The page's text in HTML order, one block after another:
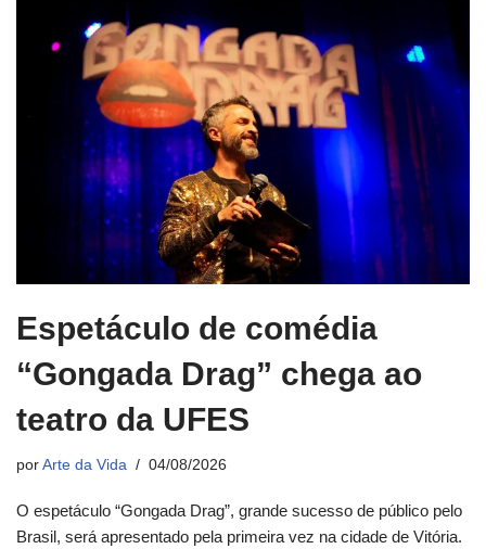
Espetáculo de comédia
“Gongada Drag” chega ao
teatro da UFES
por Arte da Vida 04/08/2026
O espetáculo “Gongada Drag”, grande sucesso de público pelo
Brasil, será apresentado pela primeira vez na cidade de Vitória.